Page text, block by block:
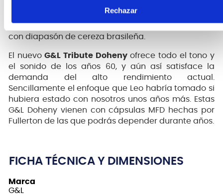
Rechazar
que permite que las notas realmente se corten en
una mezcla. Ésta Tribute Doheny está disponible
con diapasón de cereza brasileña.
El nuevoG&L Tribute Dohenyofrece todo el tono y
el sonido de los años 60, y aún así satisface la
demanda del alto rendimiento actual.
Sencillamente el enfoque que Leo habría tomado si
hubiera estado con nosotros unos años más. Estas
G&L Doheny vienen con cápsulas MFD hechas por
Fullerton de las que podrás depender durante años.
FICHA TÉCNICA Y DIMENSIONES
Marca
G&L